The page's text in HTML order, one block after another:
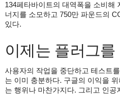
134페타바이트의 대역폭을 소비해
너지를 소모하고 750만 파운드의
있다.
이제는 플러그
사용자의 작업을 중단하고 테스트
는 이미 충분하다. 구글의 이익을
는 행위나 마찬가지다. 그리고 인